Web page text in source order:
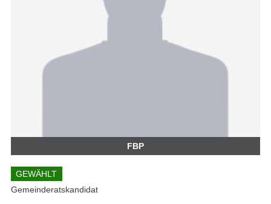
FBP
GEWÄHLT
Gemeinderatskandidat